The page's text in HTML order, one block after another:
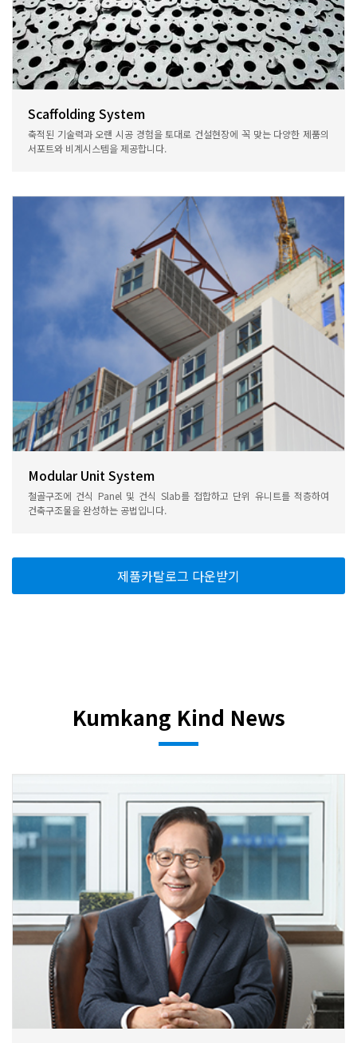
Scaffolding System
축적된 기술력과 오랜 시공 경험을 토대로 건설현장에 꼭 맞는 다양한 제품의
서포트와 비계시스템을 제공합니다.
Modular Unit System
철골구조에 건식 Panel 및 건식 Slab를 접합하고 단위 유니트를 적층하여
건축구조물을 완성하는 공법입니다.
제품카탈로그 다운받기
Kumkang Kind News